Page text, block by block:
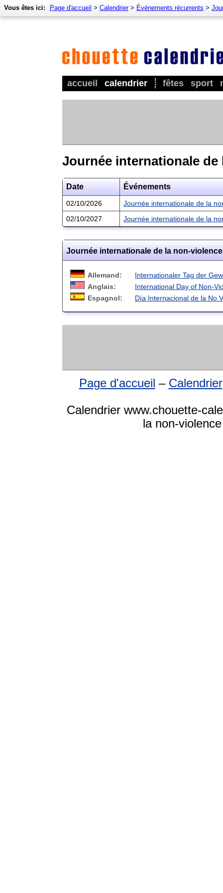
accueil calendrier fêtes sport
Vous êtes ici: Page d'accueil > Calendrier> Événements récurrents >
Journée internationale de
Date Événements
02/10/2026
Journée internationale de la
02/10/2027
Journée internationale de la
Journée internationale de la non-
Allemand:
Internationaler Tag der
Anglais:
International Day of Non-
Espagnol:
Día Internacional de la No
Page d'accueil – Calendrier
Calendrier www.chouette-
la non-